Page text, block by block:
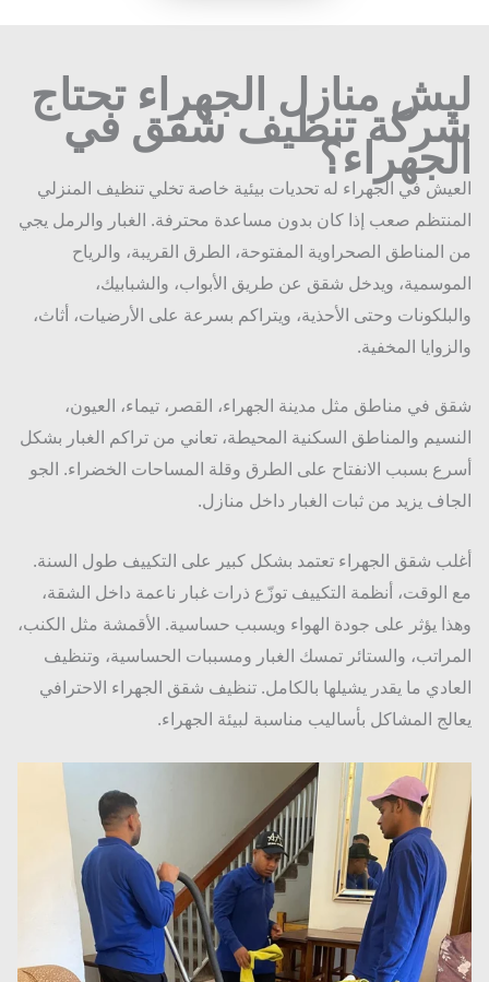
منازل الجهراء تحتاج
تنظيف شقق في
في الجهراء له تحديات بيئية خاصة تخلي تنظيف المنزلي
صعب إذا كان بدون مساعدة محترفة. الغبار والرمل يجي
الصحراوية المفتوحة، الطرق القريبة، والرياح
ويدخل شقق عن طريق الأبواب، والشبابيك،
وحتى الأحذية، ويتراكم بسرعة على الأرضيات، أثاث،
المخفية.
في مناطق مثل مدينة الجهراء، القصر، تيماء، العيون،
والمناطق السكنية المحيطة، تعاني من تراكم الغبار بشكل
بسبب الانفتاح على الطرق وقلة المساحات الخضراء. الجو
يزيد من ثبات الغبار داخل منازل.
شقق الجهراء تعتمد بشكل كبير على التكييف طول السنة.
أنظمة التكييف توزّع ذرات غبار ناعمة داخل الشقة،
يؤثر على جودة الهواء ويسبب حساسية. الأقمشة مثل الكنب،
والستائر تمسك الغبار ومسببات الحساسية، وتنظيف
ما يقدر يشيلها بالكامل. تنظيف شقق الجهراء الاحترافي
المشاكل بأساليب مناسبة لبيئة الجهراء.